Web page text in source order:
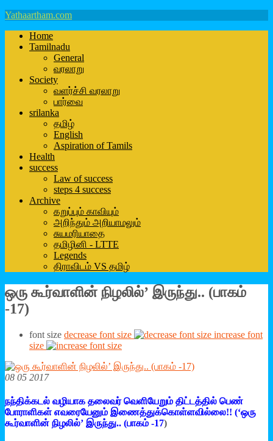
Yathaartham.com
Home
Tamilnadu
General
வரலாறு
Society
வளர்ச்சி வரலாறு
பார்வை
srilanka
தமிழ்
English
Aspiration of Tamils
Health
success
Law of success
steps 4 success
Archive
கறுப்பும் காவியும்
அறிந்தும் அறியாமலும்
சுயமரியாதை
தமிழினி - LTTE
Legends
திராவிடம் VS தமிழ்
ஒரு கூர்வாளின் நிழலில்’ இருந்து.. (பாகம்
-17)
font size decrease font size
increase font
size
08 05 2017
நந்திக்கடல் வழியாக தலைவர் வெளியேறும் திட்டத்தில் பெண்
போராளிகள் எவரையேனும் இணைத்துக்கொள்ளவில்லை!! (‘ஒரு
கூர்வாளின் நிழலில்’ இருந்து.. (பாகம் -17)